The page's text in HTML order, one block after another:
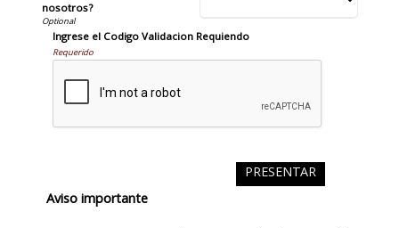
nosotros?
Ingrese el Codigo Validacion Requiendo
Requerido
Aviso importante